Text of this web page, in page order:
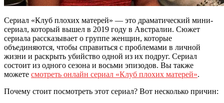
Сериал «Клуб плохих матерей» — это драматический мини-
сериал, который вышел в 2019 году в Австралии. Сюжет
сериала рассказывает о группе женщин, которые
объединяются, чтобы справиться с проблемами в личной
жизни и раскрыть убийство одной из их подруг. Сериал
состоит из одного сезона и восьми эпизодов. Вы также
можете смотреть онлайн сериал «Клуб плохих матерей».
Почему стоит посмотреть этот сериал? Вот несколько причин: